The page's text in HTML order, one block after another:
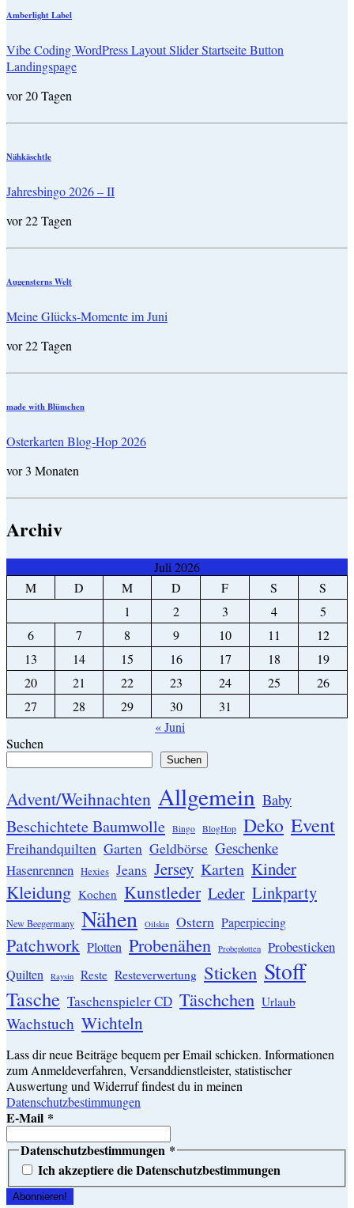
Amberlight Label
Vibe Coding WordPress Layout Slider Startseite Button
Landingspage
vor 20 Tagen
Nähkäschtle
Jahresbingo 2026 – II
vor 22 Tagen
Augensterns Welt
Meine Glücks-Momente im Juni
vor 22 Tagen
made with Blümchen
Osterkarten Blog-Hop 2026
vor 3 Monaten
Archiv
Juli 2026
M
D M D F S
S
1
2 3 4
5
6
7 8 9 10 11
12
13
14 15 16 17 18
19
20
21 22 23 24 25
26
27
28 29 30
31
« Juni
Suchen
Suchen
Advent/Weihnachten Allgemein Baby
Beschichtete Baumwolle Bingo BlogHop Deko Event
Freihandquilten Garten Geldbörse Geschenke
Hasenrennen Hexies Jeans Jersey Karten Kinder
Kleidung Kochen Kunstleder Leder Linkparty
New Beegermany Nähen Oilskin Ostern Paperpiecing
Patchwork Plotten Probenähen Probeplotten Probesticken
Quilten Raysin Reste Resteverwertung Sticken Stoff
Tasche Taschenspieler CD Täschchen Urlaub
Wachstuch Wichteln
Lass dir neue Beiträge bequem per Email schicken. Informationen
zum Anmeldeverfahren, Versanddienstleister, statistischer
Auswertung und Widerruf findest du in meinen
Datenschutzbestimmungen
E-Mail *
Datenschutzbestimmungen *
Ich akzeptiere die Datenschutzbestimmungen